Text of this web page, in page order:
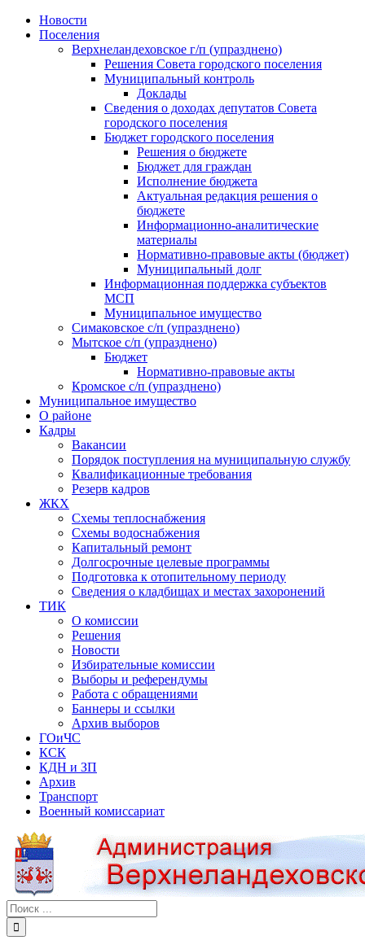
Skip
Новости
Поселения
Верхнеландеховское г/п (упразднено)
Решения Совета городского поселения
Муниципальный контроль
Доклады
Сведения о доходах депутатов Совета
городского поселения
Бюджет городского поселения
Решения о бюджете
Бюджет для граждан
Исполнение бюджета
Актуальная редакция решения о
бюджете
Информационно-аналитические
материалы
Нормативно-правовые акты (бюджет)
Муниципальный долг
Информационная поддержка субъектов
МСП
Муниципальное имущество
Симаковское с/п (упразднено)
Мытское с/п (упразднено)
Бюджет
Нормативно-правовые акты
Кромское с/п (упразднено)
Муниципальное имущество
О районе
Кадры
Вакансии
Порядок поступления на муниципальную службу
Квалификационные требования
Резерв кадров
ЖКХ
Схемы теплоснабжения
Схемы водоснабжения
Капитальный ремонт
Долгосрочные целевые программы
Подготовка к отопительному периоду
Сведения о кладбищах и местах захоронений
ТИК
О комиссии
Решения
Новости
Избирательные комиссии
Выборы и референдумы
Работа с обращениями
Баннеры и ссылки
Архив выборов
ГОиЧС
КСК
КДН и ЗП
Архив
Транспорт
Военный комиссариат
Результат
поиска: